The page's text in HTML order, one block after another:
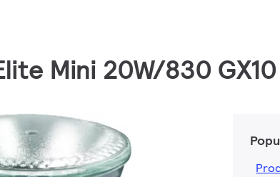
Mini 20W/830 GX10